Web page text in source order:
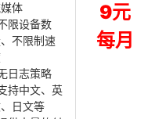
体
限设备数
不限制速
日志策略
持中文、英
日文等
9元
每月